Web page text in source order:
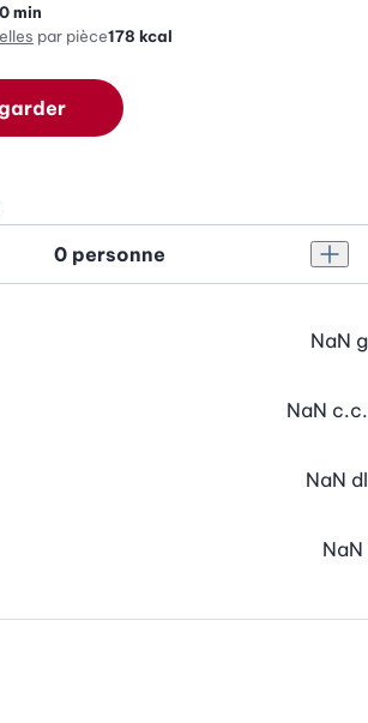
min
par pièce178 kcal
de personnes
NaN g
NaN c.c.
NaN dl
NaN